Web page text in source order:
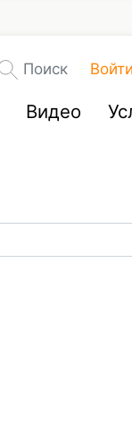
Поиск Войти
Видео